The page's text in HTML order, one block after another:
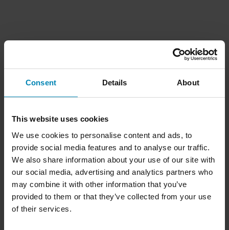
Consent Details About
This website uses cookies
We use cookies to personalise content and ads, to
provide social media features and to analyse our traffic.
We also share information about your use of our site with
our social media, advertising and analytics partners who
may combine it with other information that you’ve
provided to them or that they’ve collected from your use
of their services.